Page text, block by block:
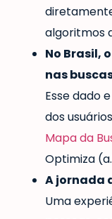
algoritmos
No Brasil,
nas
Esse dado
dos
Mapa da
Optimiza
A jornada
Uma